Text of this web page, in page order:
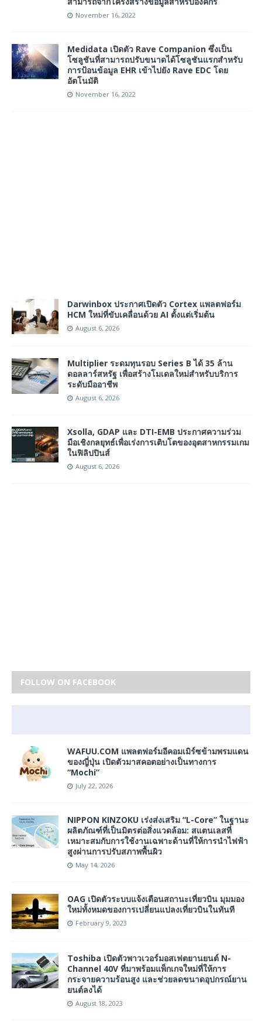
November 16, 2022
Medidata เปิดตัว Rave Companion ซึ่งเป็น
โซลูชันที่สามารถปรับขนาดได้โซลูชันแรกสำหรับ
การป้อนข้อมูล EHR เข้าไปยัง Rave EDC โดย
อัตโนมัติ
November 16, 2022
Darwinbox ประกาศเปิดตัว Cortex แพลตฟอร์ม
HCM ใหม่ที่ขับเคลื่อนด้วย AI ตั้งแต่เริ่มต้น
August 6, 2026
Multiplier ระดมทุนรอบ Series B ได้ 35 ล้าน
ดอลลาร์สหรัฐ เพื่อสร้างโมเดลใหม่สำหรับบริการ
ระดับมืออาชีพ
August 6, 2026
Xsolla, GDAP และ DTI-EMB ประกาศความร่วม
มือเชิงกลยุทธ์เพื่อเร่งการเติบโตของอุตสาหกรรมเกม
ในฟิลิปปินส์
August 6, 2026
FOLLOW ON FACEBOOK
WAFUU.COM แพลตฟอร์มอีคอมเมิร์ซข้ามพรมแดน
ของญี่ปุ่น เปิดตัวมาสคอตอย่างเป็นทางการ
“Mochi”
July 22, 2026
NIPPON KINZOKU เร่งส่งเสริม “L-Core” ในฐานะ
ผลิตภัณฑ์ที่เป็นมิตรต่อสิ่งแวดล้อม: สแตนเลสที่
เหมาะสมกับการใช้งานเฉพาะด้านที่ให้การนำไฟฟ้า
สูงผ่านการปรับสภาพพื้นผิว
May 14, 2026
OAG เปิดตัวระบบแจ้งเตือนสถานะเที่ยวบิน มุมมอง
ใหม่ทั้งหมดของการเปลี่ยนแปลงเที่ยวบินในทันที
February 9, 2023
Toshiba เปิดตัวพาวเวอร์มอสเฟตยานยนต์ N-
Channel 40V ที่มาพร้อมแพ็กเกจใหม่ที่ให้การ
กระจายความร้อนสูง และช่วยลดขนาดอุปกรณ์ยาน
ยนต์ลงได้
August 18, 2023